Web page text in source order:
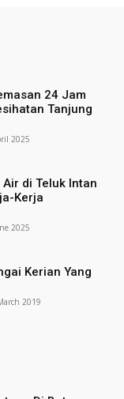
24 Jam
Tanjung
2025
di Teluk Intan
Kerja
2025
Kerian Yang
2019